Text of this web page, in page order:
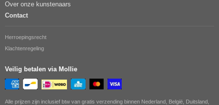
Over onze kunstenaars
Contact
Herroepingsrecht
Klachtenregeling
Veilig betalen via Mollie
Alle prijzen zijn inclusief btw van gratis verzending binnen Nederland, België, Duitsland,